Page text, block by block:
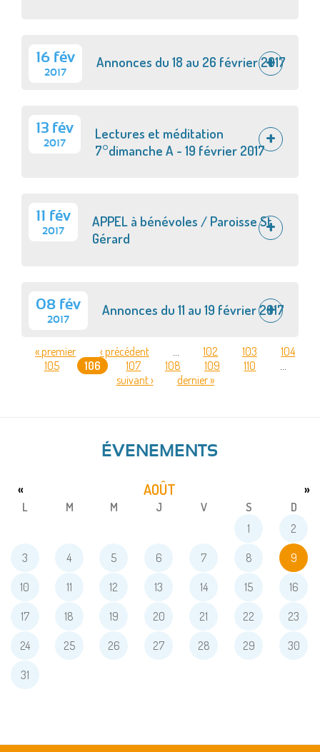
16 fév
2017
Annonces du 18 au 26 février 2017
13 fév
2017
Lectures et méditation
7°dimanche A - 19 février 2017
11 fév
2017
APPEL à bénévoles / Paroisse St
Gérard
08 fév
2017
Annonces du 11 au 19 février 2017
PAGES
« premier ‹ précédent … 102 103
104
105
106 107 108 109 110
…
suivant ›
dernier »
ÉVENEMENTS
AOÛT
« »
L M M J V S
D
1
2
3 4 5 6 7 8 9
10 11 12 13 14 15 16
17 18 19 20 21 22 23
24 25 26 27 28 29 30
31